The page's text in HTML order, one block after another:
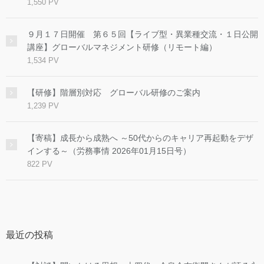
1,550 PV
９月１７日開催 第６５回【ライブ型・異業種交流・１日公開
講座】グローバルマネジメント研修（リモート編）
1,534 PV
【研修】階層別対応 グローバル研修のご案内
1,239 PV
【寄稿】成長から成熟へ ～50代からのキャリア再起動をデザ
インする～（労務事情 2026年01月15日号）
822 PV
最近の投稿